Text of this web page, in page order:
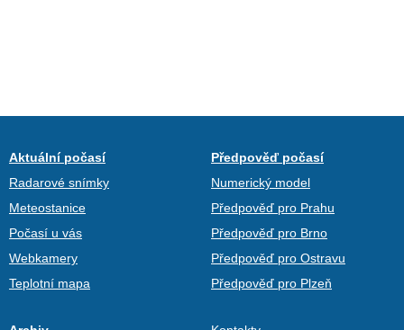
Aktuální počasí
Radarové snímky
Meteostanice
Počasí u vás
Webkamery
Teplotní mapa
Předpověď počasí
Numerický model
Předpověď pro Prahu
Předpověď pro Brno
Předpověď pro Ostravu
Předpověď pro Plzeň